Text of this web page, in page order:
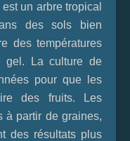
un arbre tropical
des sols bien
des températures
gel. La culture de
pour que les
des fruits. Les
à partir de graines,
des résultats plus